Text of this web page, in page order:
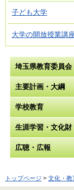
子ども大学
大学の開放授業講
埼玉県教育委員会
主要計画・大綱
学校教育
生涯学習・文化財
広聴・広報
トップページ > 文化・教